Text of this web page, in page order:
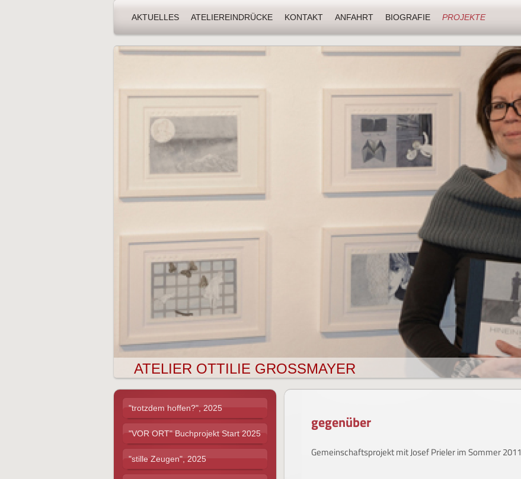
AKTUELLES ATELIEREINDRÜCKE KONTAKT ANFAHRT BIOGRAFIE PROJEKTE
ATELIER OTTILIE GROSSMAYER
gegenüber
Gemeinschaftsprojekt mit Josef Prieler im Sommer 2011
"trotzdem hoffen?", 2025
"VOR ORT" Buchprojekt Start 2025
"stille Zeugen", 2025